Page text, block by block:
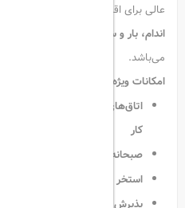
عالی برای اقامت در استانبول است. این
اندام، بار و سالن استراحت
می‌باشد.
امکانات ویژه:
اتاق‌های مجهز به تهویه مطبوع،
کار
صبحانه بوفه روزانه با تنوع غذایی
استخر سرپوشیده، حمام ترکی،